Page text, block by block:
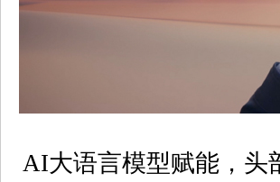
AI大语言模型赋能，头